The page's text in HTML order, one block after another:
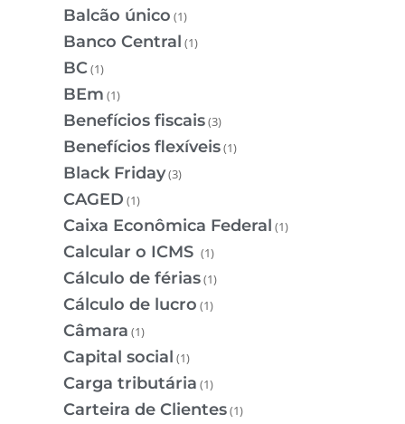
Balcão único (1)
Banco Central (1)
BC(1)
BEm (1)
Benefícios fiscais(3)
Benefícios flexíveis(1)
Black Friday(3)
CAGED (1)
Caixa Econômica Federal (1)
Calcular o ICMS (1)
Cálculo de férias(1)
Cálculo de lucro (1)
Câmara (1)
Capital social (1)
Carga tributária (1)
Carteira de Clientes(1)